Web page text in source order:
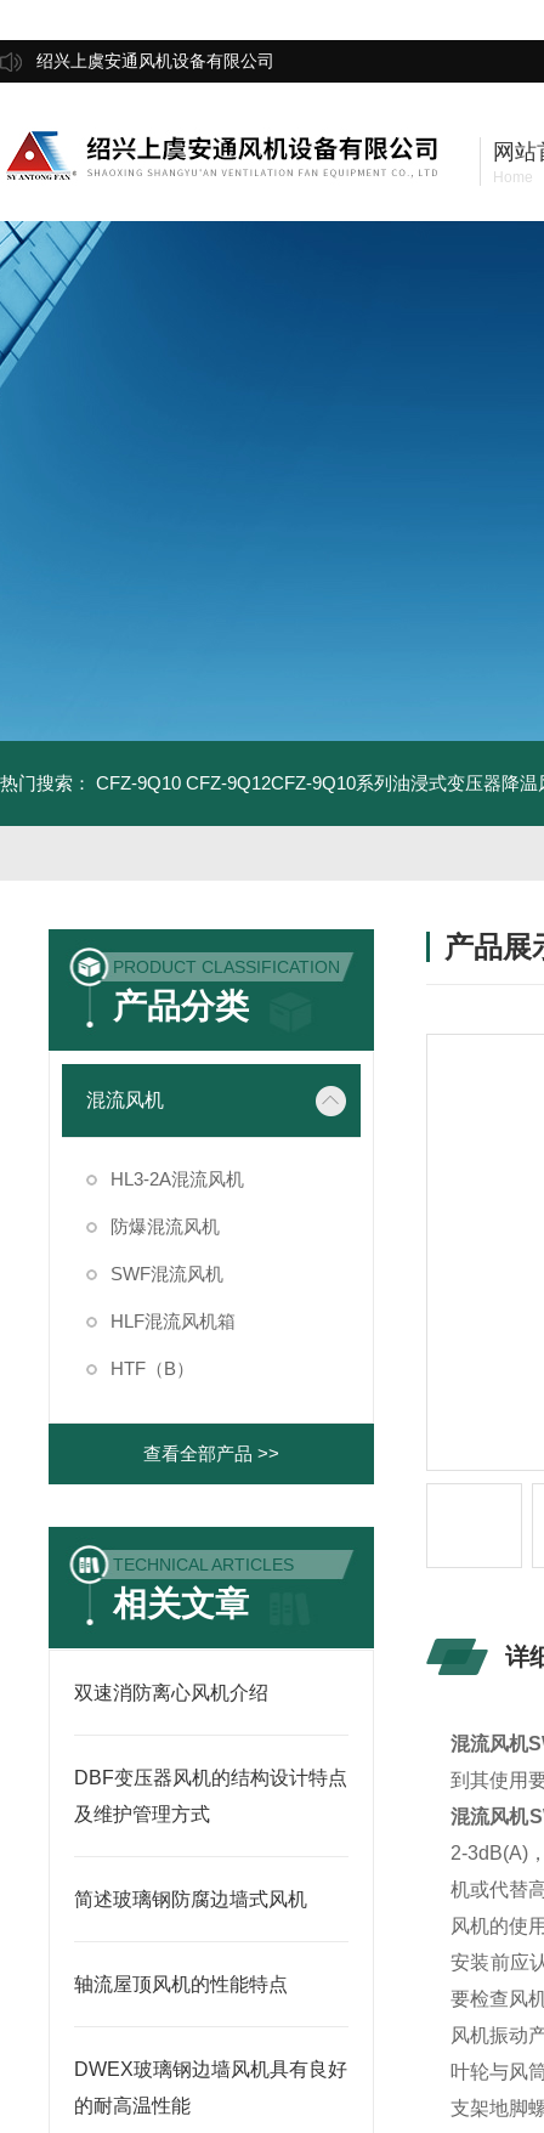
绍兴上虞安通风机设备有限公司
网站
Home
热门搜索： CFZ-9Q10 CFZ-9Q12CFZ-9Q10系列油浸式变压器降温
PRODUCT CLASSIFICATION
产品分类
混流风机
HL3-2A混流风机
防爆混流风机
SWF混流风机
HLF混流风机箱
HTF（B）
查看全部产品 >>
TECHNICAL ARTICLES
相关文章
双速消防离心风机介绍
DBF变压器风机的结构设计特点
及维护管理方式
简述玻璃钢防腐边墙式风机
轴流屋顶风机的性能特点
DWEX玻璃钢边墙风机具有良好
的耐高温性能
产品展
详
混流风机
到其使用
混流风机
2-3dB(A)
机或代替
风机的使
安装前应
要检查风
风机振动
叶轮与风
支架地脚